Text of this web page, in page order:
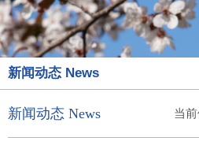
新闻动态 News
当前
新闻动态 News